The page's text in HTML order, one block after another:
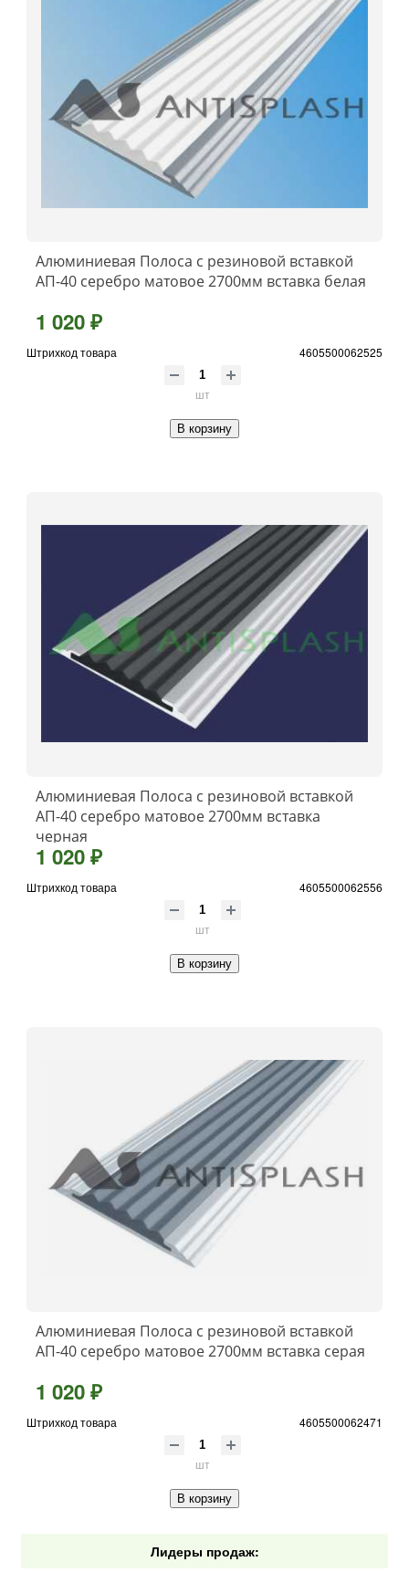
Алюминиевая Полоса с резиновой вставкой
АП-40 серебро матовое 2700мм вставка белая
1 020 ₽
Штрихкод товара 4605500062525
шт
В корзину
Алюминиевая Полоса с резиновой вставкой
АП-40 серебро матовое 2700мм вставка
черная
1 020 ₽
Штрихкод товара 4605500062556
шт
В корзину
Алюминиевая Полоса с резиновой вставкой
АП-40 серебро матовое 2700мм вставка серая
1 020 ₽
Штрихкод товара 4605500062471
шт
В корзину
Лидеры продаж: